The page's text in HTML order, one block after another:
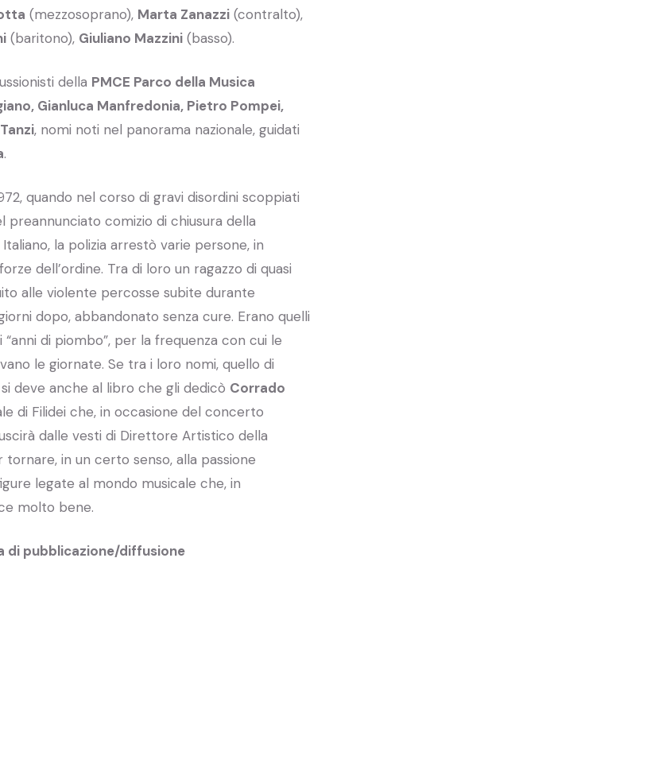
(mezzosoprano), Marta Zanazzi (contralto),
(baritono), Giuliano Mazzini (basso).
della PMCE Parco della Musica
Gianluca Manfredonia, Pietro Pompei,
, nomi noti nel panorama nazionale, guidati
.
quando nel corso di gravi disordini scoppiati
comizio di chiusura della
la polizia arrestò varie persone, in
dell’ordine. Tra di loro un ragazzo di quasi
alle violente percosse subite durante
dopo, abbandonato senza cure. Erano quelli
di piombo”, per la frequenza con cui le
le giornate. Se tra i loro nomi, quello di
deve anche al libro che gli dedicò Corrado
di Filidei che, in occasione del concerto
dalle vesti di Direttore Artistico della
in un certo senso, alla passione
legate al mondo musicale che, in
molto bene.
di pubblicazione/diffusione